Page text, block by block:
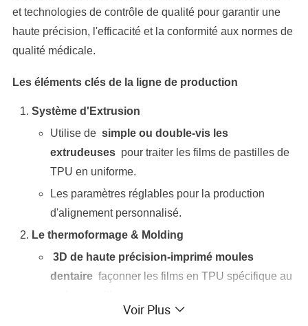
et technologies de contrôle de qualité pour garantir une
haute précision, l'efficacité et la conformité aux normes de
qualité médicale.
Les éléments clés de la ligne de production
Système d'Extrusion
Utilise de simple ou double-vis les
extrudeuses pour traiter les films de pastilles de
TPU en uniforme.
Les paramètres réglables pour la production
d'alignement personnalisé.
Le thermoformage & Molding
3D de haute précision-imprimé moules
dentaire façonner les films en TPU spécifique au
Certains systèmes d'intégrer l'
Voir Plus